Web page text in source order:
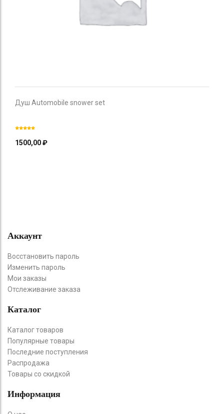
Душ Automobile snower set
1500,00₽
Аккаунт
Восстановить пароль
Изменить пароль
Мои заказы
Отслеживание заказа
Каталог
Каталог товаров
Популярные товары
Последние поступления
Распродажа
Товары со скидкой
Информация